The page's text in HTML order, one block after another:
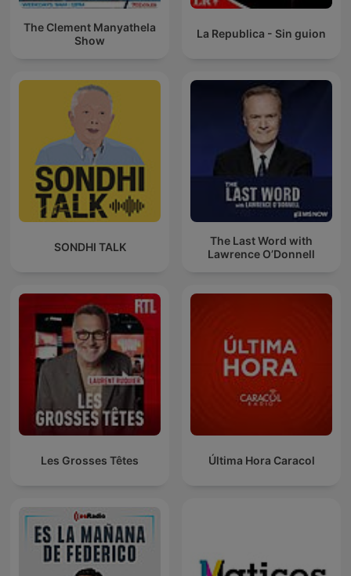
The Clement Manyathela
Show
La Republica - Sin guion
SONDHI TALK
The Last Word with
Lawrence O’Donnell
Les Grosses Têtes Última Hora Caracol